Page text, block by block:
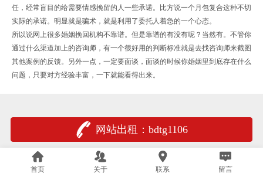
任，经常盲目的给需要情感挽留的人一些承诺。比方说一个月包复合这种不切
实际的承诺。明显就是骗术，就是利用了委托人着急的一个心态。
所以说网上很多婚姻挽回机构不靠谱。但是靠谱的有没有呢？当然有。不管你
通过什么渠道加上的咨询师，有一个很好用的判断标准就是去找咨询师来截图
其他案例的反馈。另外一点，一定要面谈，面谈的时候你婚姻里到底存在什么
问题，只要对方经验丰富，一下就能看得出来。
网站出租：bdtg1106
首页 关于 联系 留言